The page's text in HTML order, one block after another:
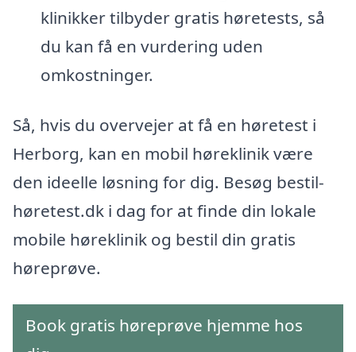
klinikker tilbyder gratis høretests, så
du kan få en vurdering uden
omkostninger.
Så, hvis du overvejer at få en høretest i
Herborg, kan en mobil høreklinik være
den ideelle løsning for dig. Besøg bestil-
høretest.dk i dag for at finde din lokale
mobile høreklinik og bestil din gratis
høreprøve.
Book gratis høreprøve hjemme hos